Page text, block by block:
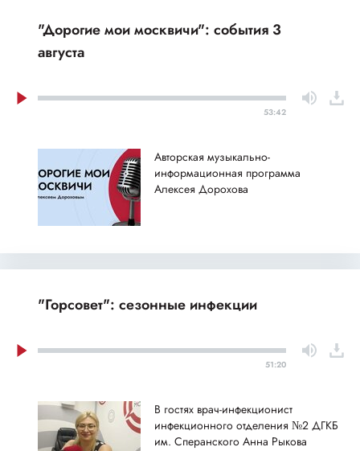
"Дорогие мои москвичи": события 3
августа
53:42
Авторская музыкально-
информационная программа
Алексея Дорохова
"Горсовет": сезонные инфекции
51:20
В гостях врач-инфекционист
инфекционного отделения №2 ДГКБ
им. Сперанского Анна Рыкова